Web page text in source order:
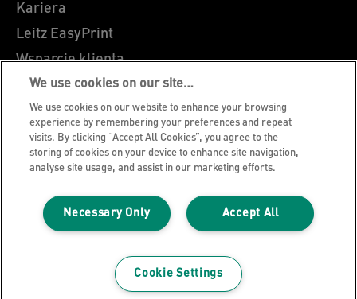
Kariera
Leitz EasyPrint
Wsparcie klienta
Wytyczne dotyczące recyklingu opakowań
Warunki gwarancji
Certyfikat zgodności
Mapa strony
©2026 ACCO Brands
We use cookies on our site…
We use cookies on our website to enhance your browsing
experience by remembering your preferences and repeat
visits. By clicking “Accept All Cookies”, you agree to the
storing of cookies on your device to enhance site navigation,
analyse site usage, and assist in our marketing efforts.
Accept All
Necessary Only
Cookie Settings